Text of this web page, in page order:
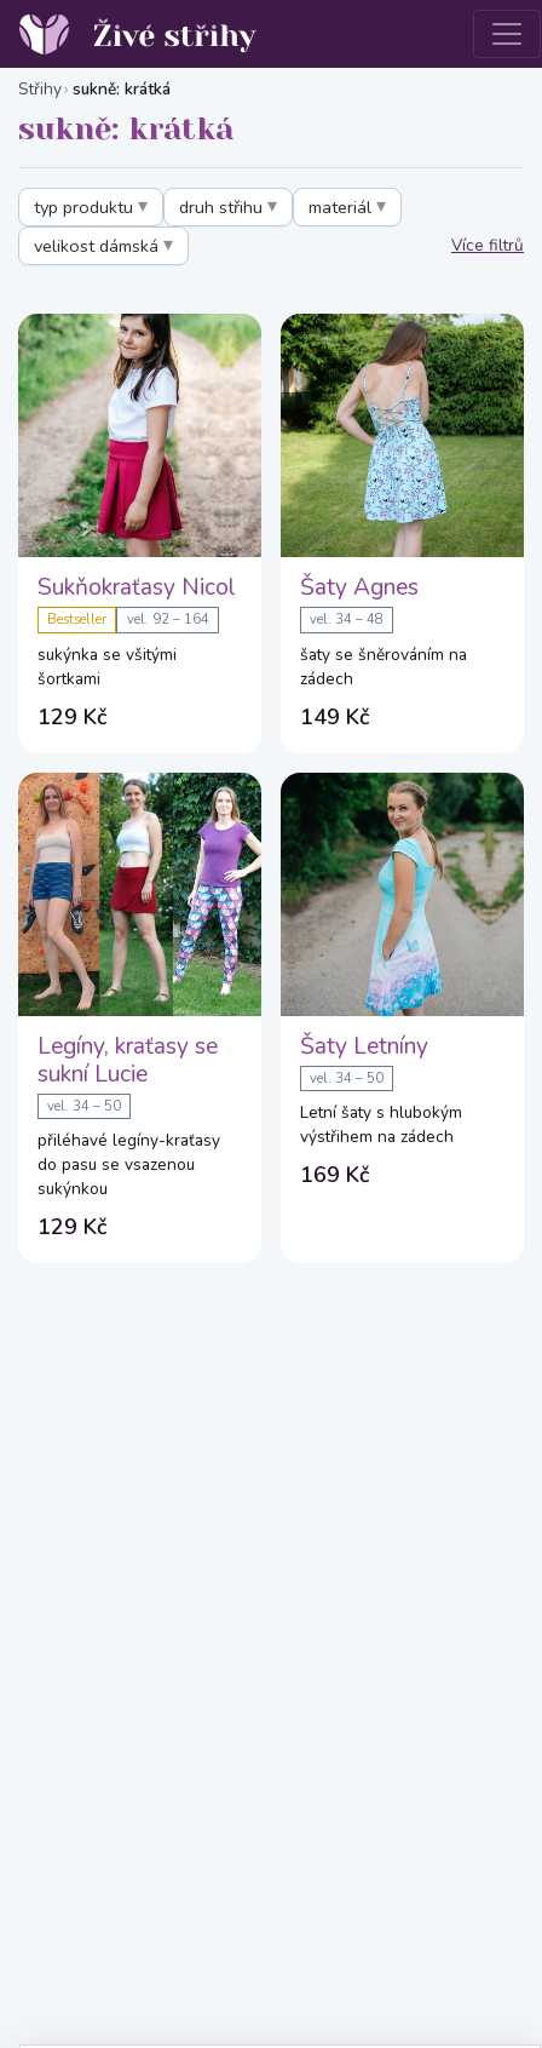
Střihy sukně: krátká
sukně: krátká
typ produktu druh střihu
materiál
velikost dámská
Více filtrů
Sukňokraťasy Nicol
Bestseller vel. 92 – 164
sukýnka se všitými
šortkami
129 Kč
Šaty Agnes
vel. 34 – 48
šaty se šněrováním na
zádech
149 Kč
Legíny, kraťasy se
sukní Lucie
vel. 34 – 50
přiléhavé legíny-kraťasy
do pasu se vsazenou
sukýnkou
129 Kč
Šaty Letníny
vel. 34 – 50
Letní šaty s hlubokým
výstřihem na zádech
169 Kč